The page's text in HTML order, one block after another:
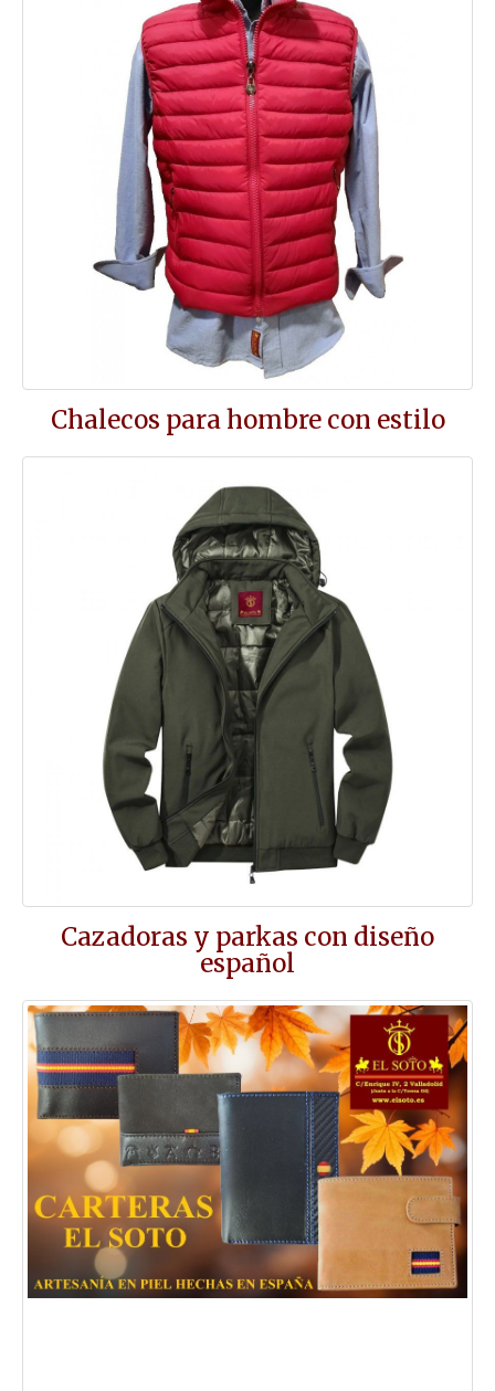
Chalecos para hombre con estilo
Cazadoras y parkas con diseño
español